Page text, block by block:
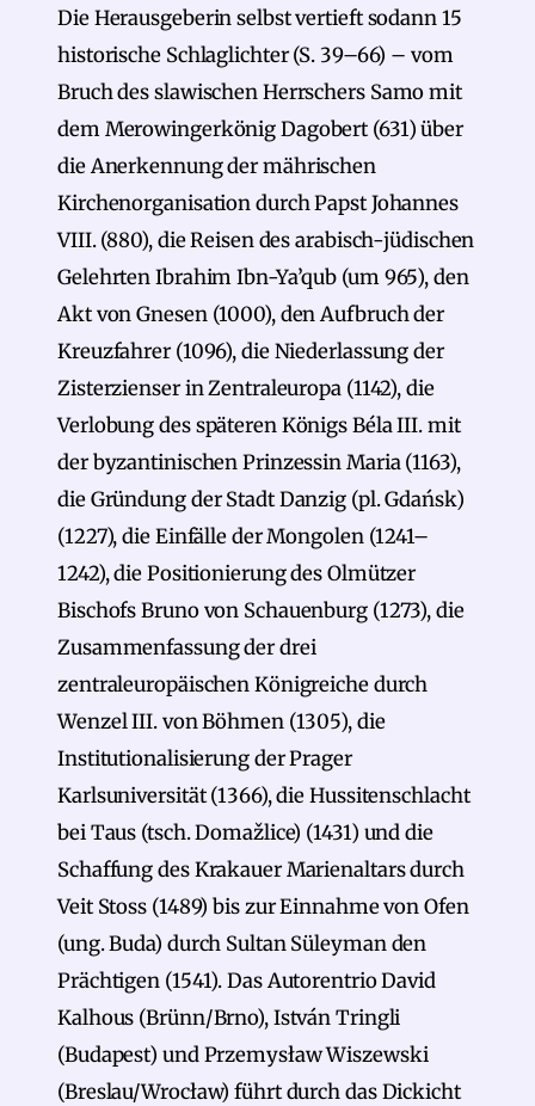
Die Herausgeberin selbst vertieft sodann 15
historische Schlaglichter (S. 39–66) – vom
Bruch des slawischen Herrschers Samo mit
dem Merowingerkönig Dagobert (631) über
die Anerkennung der mährischen
Kirchenorganisation durch Papst Johannes
VIII. (880), die Reisen des arabisch-jüdischen
Gelehrten Ibrahim Ibn-Ya’qub (um 965), den
Akt von Gnesen (1000), den Aufbruch der
Kreuzfahrer (1096), die Niederlassung der
Zisterzienser in Zentraleuropa (1142), die
Verlobung des späteren Königs Béla III. mit
der byzantinischen Prinzessin Maria (1163),
die Gründung der Stadt Danzig (pl. Gdańsk)
(1227), die Einfälle der Mongolen (1241–
1242), die Positionierung des Olmützer
Bischofs Bruno von Schauenburg (1273), die
Zusammenfassung der drei
zentraleuropäischen Königreiche durch
Wenzel III. von Böhmen (1305), die
Institutionalisierung der Prager
Karlsuniversität (1366), die Hussitenschlacht
bei Taus (tsch. Domažlice) (1431) und die
Schaffung des Krakauer Marienaltars durch
Veit Stoss (1489) bis zur Einnahme von Ofen
(ung. Buda) durch Sultan Süleyman den
Prächtigen (1541). Das Autorentrio David
Kalhous (Brünn/Brno), István Tringli
(Budapest) und Przemysław Wiszewski
(Breslau/Wrocław) führt durch das Dickicht